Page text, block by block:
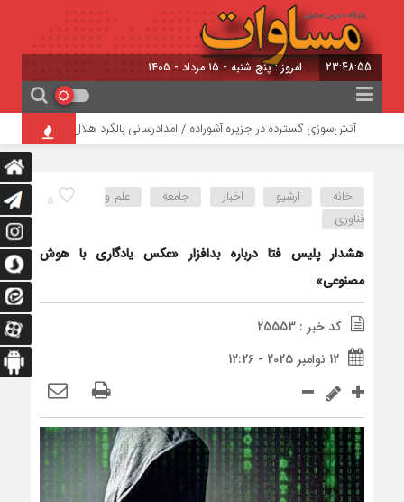
23:48:55 امروز : پنج شنبه - ۱۵ مرداد - ۱۴۰۵
آتش‌سوزی گسترده در جزیره آشوراده / امدادرسانی بالگرد هلال احمر
5 خانه آرشیو اخبار جامعه
علم و
فناوری
هشدار پلیس فتا درباره بدافزار «عکس یادگاری با هوش
مصنوعی»
کد خبر : 25553
12 نوامبر 2025 - 12:26